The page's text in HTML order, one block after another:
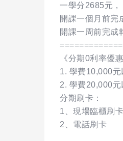
一學分2685元，
開課一個月前完
開課一周前完成
《分期0利率優
1. 學費10,000元
2. 學費20,000元
分期刷卡：
1、現場臨櫃刷卡
2、電話刷卡